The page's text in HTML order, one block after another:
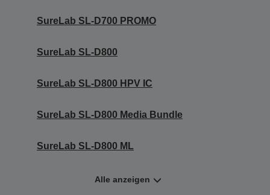
SureLab SL-D700 PROMO
SureLab SL-D800
SureLab SL-D800 HPV IC
SureLab SL-D800 Media Bundle
SureLab SL-D800 ML
Alle anzeigen